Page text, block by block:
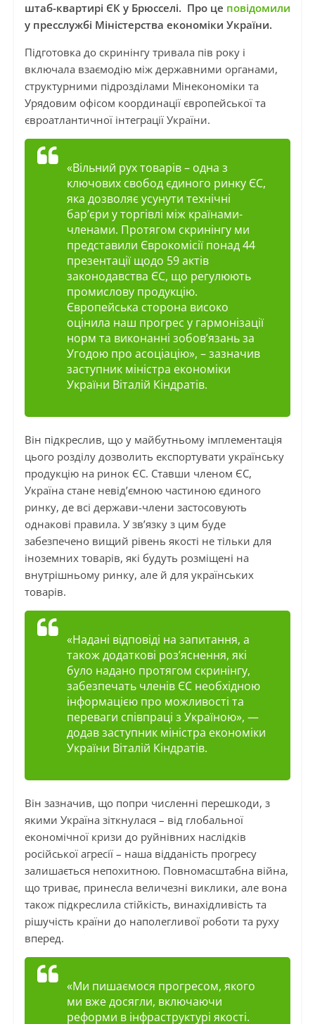
штаб-квартирі ЄК у Брюсселі. Про це повідомили
у пресслужбі Міністерства економіки України.
Підготовка до скринінгу тривала пів року і
включала взаємодію між державними органами,
структурними підрозділами Мінекономіки та
Урядовим офісом координації європейської та
євроатлантичної інтеграції України.
«Вільний рух товарів – одна з
ключових свобод єдиного ринку ЄС,
яка дозволяє усунути технічні
бар’єри у торгівлі між країнами-
членами. Протягом скринінгу ми
представили Єврокомісії понад 44
презентації щодо 59 актів
законодавства ЄС, що регулюють
промислову продукцію.
Європейська сторона високо
оцінила наш прогрес у гармонізації
норм та виконанні зобов’язань за
Угодою про асоціацію», – зазначив
заступник міністра економіки
України Віталій Кіндратів.
Він підкреслив, що у майбутньому імплементація
цього розділу дозволить експортувати українську
продукцію на ринок ЄС. Ставши членом ЄС,
Україна стане невід’ємною частиною єдиного
ринку, де всі держави-члени застосовують
однакові правила. У зв’язку з цим буде
забезпечено вищий рівень якості не тільки для
іноземних товарів, які будуть розміщені на
внутрішньому ринку, але й для українських
товарів.
«Надані відповіді на запитання, а
також додаткові роз’яснення, які
було надано протягом скринінгу,
забезпечать членів ЄС необхідною
інформацією про можливості та
переваги співпраці з Україною», —
додав заступник міністра економіки
України Віталій Кіндратів.
Він зазначив, що попри численні перешкоди, з
якими Україна зіткнулася – від глобальної
економічної кризи до руйнівних наслідків
російської агресії – наша відданість прогресу
залишається непохитною. Повномасштабна війна,
що триває, принесла величезні виклики, але вона
також підкреслила стійкість, винахідливість та
рішучість країни до наполегливої роботи та руху
вперед.
«Ми пишаємося прогресом, якого
ми вже досягли, включаючи
реформи в інфраструктурі якості.